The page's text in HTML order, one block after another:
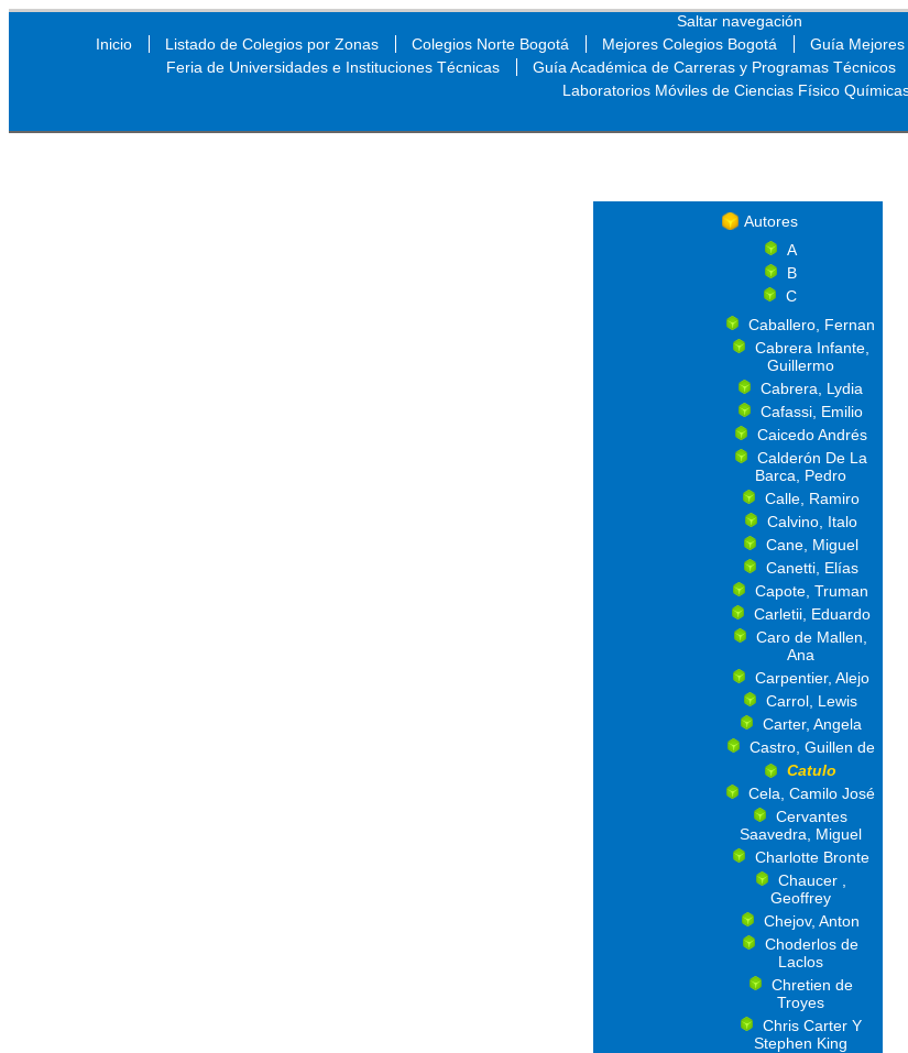
Saltar navegación
Inicio
Listado de Colegios por Zonas Colegios Norte Bogotá Mejores Colegios Bogotá Guía Mejores
Feria de Universidades e Instituciones Técnicas
Guía Académica de Carreras y Programas Técnicos
Laboratorios Móviles de Ciencias Físico
Autores
A
B
C
Caballero, Fernan
Cabrera Infante,
Guillermo
Cabrera, Lydia
Cafassi, Emilio
Caicedo Andrés
Calderón De La
Barca, Pedro
Calle, Ramiro
Calvino, Italo
Cane, Miguel
Canetti, Elías
Capote, Truman
Carletii, Eduardo
Caro de Mallen,
Ana
Carpentier, Alejo
Carrol, Lewis
Carter, Angela
Castro, Guillen de
Catulo
Cela, Camilo José
Cervantes
Saavedra, Miguel
Charlotte Bronte
Chaucer ,
Geoffrey
Chejov, Anton
Choderlos de
Laclos
Chretien de
Troyes
Chris Carter Y
Stephen King